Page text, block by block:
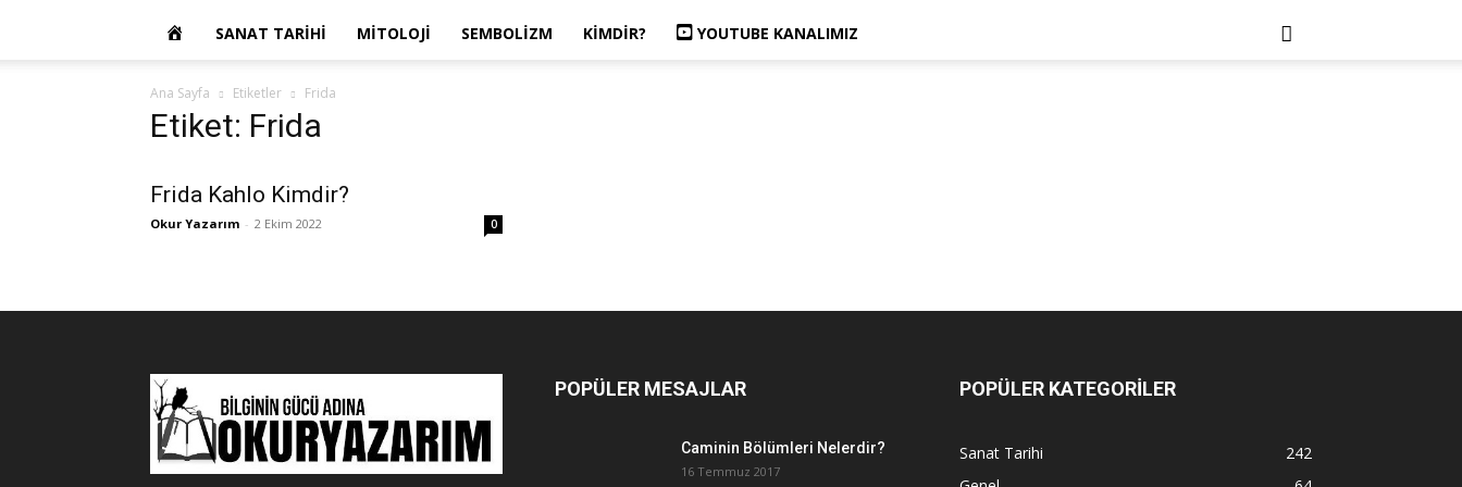
OKUR
YAZARIM
SANAT TARIHI MITOLOJI SEMBOLIZM KIMDIR? YOUTUBE KANALIMIZ
Ana Sayfa Etiketler Frida
Etiket: Frida
Frida Kahlo Kimdir?
Okur Yazarım - 2 Ekim 2022 0
POPÜLER MESAJLAR
Caminin Bölümleri Nelerdir?
16 Temmuz 2017
POPÜLER KATEGORİLER
Sanat Tarihi
242